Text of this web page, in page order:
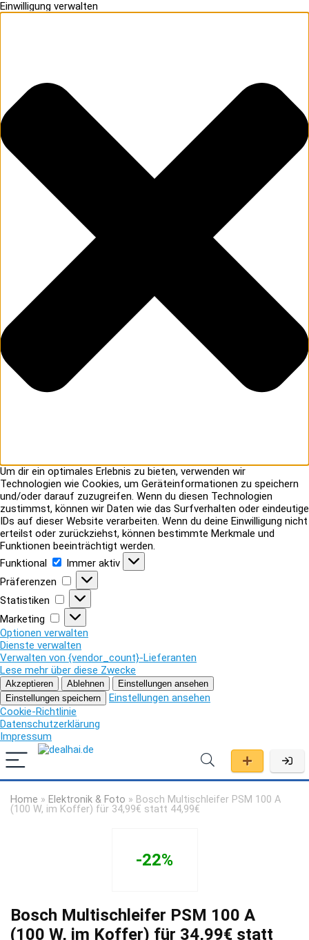
Einwilligung verwalten
Um dir ein optimales Erlebnis zu bieten, verwenden wir
Technologien wie Cookies, um Geräteinformationen zu speichern
und/oder darauf zuzugreifen. Wenn du diesen Technologien
zustimmst, können wir Daten wie das Surfverhalten oder eindeutige
IDs auf dieser Website verarbeiten. Wenn du deine Einwilligung nicht
erteilst oder zurückziehst, können bestimmte Merkmale und
Funktionen beeinträchtigt werden.
Funktional
Funktional
Immer aktiv
Präferenzen
Präferenzen
Statistiken
Statistiken
Marketing
Marketing
Optionen verwalten
Dienste verwalten
Verwalten von {vendor_count}-Lieferanten
Lese mehr über diese Zwecke
Akzeptieren Ablehnen
Einstellungen ansehen
Einstellungen speichern
Einstellungen ansehen
Cookie-Richtlinie
Datenschutzerklärung
Impressum
Home » Elektronik & Foto » Bosch Multischleifer PSM 100 A
(100 W, im Koffer) für 34,99€ statt 44,99€
-22%
Bosch Multischleifer PSM 100 A
(100 W, im Koffer) für 34,99€ statt